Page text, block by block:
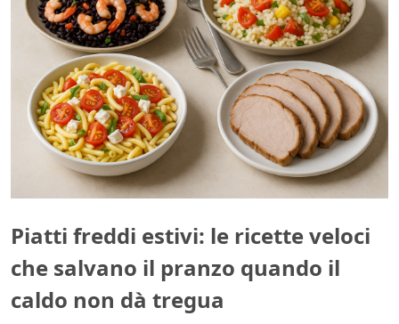
Piatti freddi estivi: le ricette veloci
che salvano il pranzo quando il
caldo non dà tregua